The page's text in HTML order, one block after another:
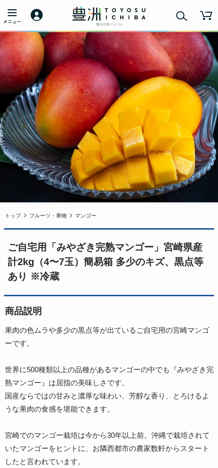
トップ フルーツ・果物 マンゴー
ご自宅用「みやざき完熟マンゴー」宮崎県産
計2kg（4〜7玉）簡易箱 多少のキズ、黒点等
あり ※冷蔵
商品説明
果肉の色ムラや多少の黒点等が出ているご自宅用の宮崎マンゴ
ーです。
世界に500種類以上の品種があるマンゴーの中でも『みやざき完
熟マンゴー』は屈指の美味しさです。
国産ならではの甘みと濃厚な味わい、芳醇な香り、とろけるよ
うな果肉の食感を堪能できます。
宮崎でのマンゴー栽培は今から30年以上前。沖縄で栽培されて
いたマンゴーをヒントに、お隣西都市の農家数軒からスタート
したと言われています。